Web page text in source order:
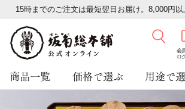
15時までのご注文は最短翌日お届け。8,000円以
会
ロ
商品一覧 価格で選ぶ 用途で